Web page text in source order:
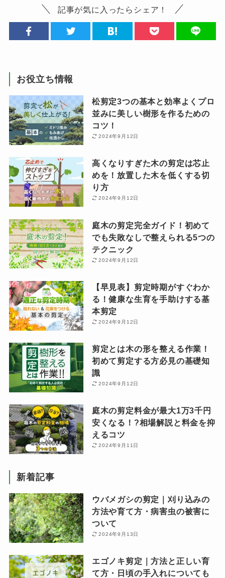
記事が気に入ったらシェア！
お役立ち情報
松剪定3つの基本と効率よくプロ
並みに美しい樹形を作るための
コツ！
2024年9月12日
高くなりすぎた木の剪定は芯止
めを！放置した木を低くする切
り方
2024年9月12日
庭木の剪定完全ガイド！初めて
でも失敗なしで整えられる5つの
テクニック
2024年9月12日
【早見表】剪定時期がすぐわか
る！健康な生育を手助けする基
本剪定
2024年9月12日
剪定とは木の形を整える作業！
初めて剪定する方必見の基礎知
識
2024年9月12日
庭木の剪定料金が最大1万3千円
安くなる！?相場解説と料金を抑
えるコツ
2024年9月11日
新着記事
ウバメガシの剪定｜刈り込みの
方法や育て方・病害虫の被害に
ついて
2024年9月13日
エゴノキ剪定｜方法と正しい育
て方・日頃の手入れについても